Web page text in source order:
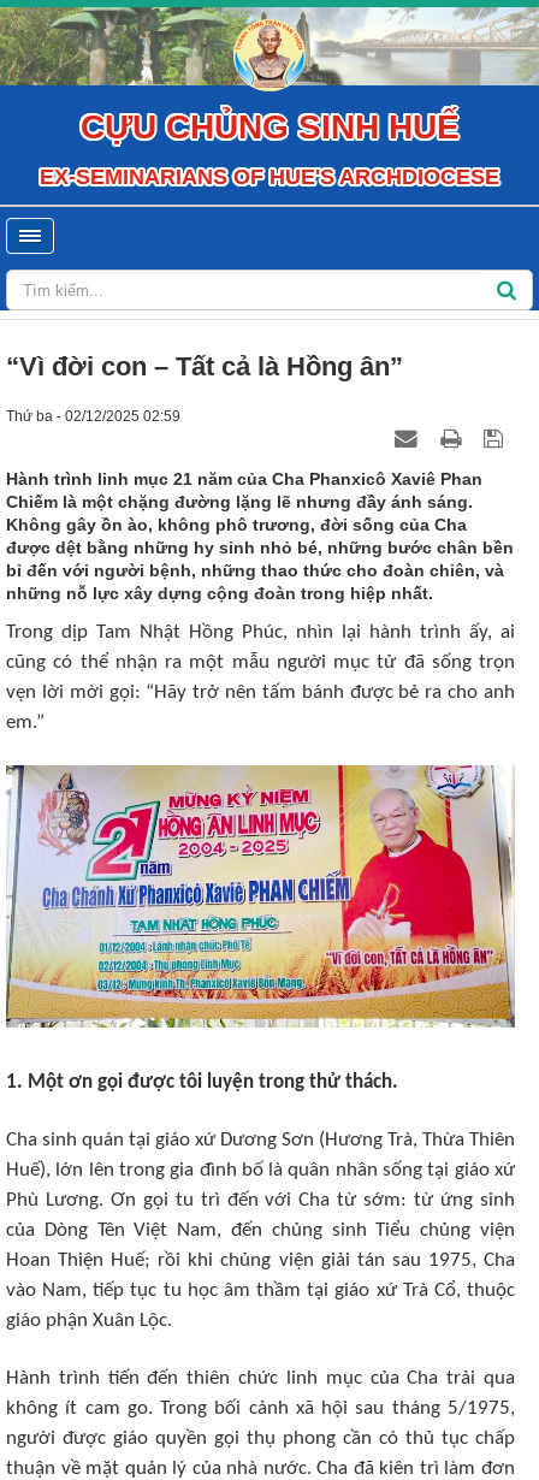
CỰU CHỦNG SINH HUẾ
EX-SEMINARIANS OF HUE'S ARCHDIOCESE
“Vì đời con – Tất cả là Hồng ân”
Thứ ba - 02/12/2025 02:59
Hành trình linh mục 21 năm của Cha Phanxicô Xaviê Phan
Chiếm là một chặng đường lặng lẽ nhưng đầy ánh sáng.
Không gây ồn ào, không phô trương, đời sống của Cha
được dệt bằng những hy sinh nhỏ bé, những bước chân bền
bỉ đến với người bệnh, những thao thức cho đoàn chiên, và
những nỗ lực xây dựng cộng đoàn trong hiệp nhất.
Trong dịp Tam Nhật Hồng Phúc, nhìn lại hành trình ấy, ai
cũng có thể nhận ra một mẫu người mục tử đã sống trọn
vẹn lời mời gọi: “Hãy trở nên tấm bánh được bẻ ra cho anh
em.”
1. Một ơn gọi được tôi luyện trong thử thách.
Cha sinh quán tại giáo xứ Dương Sơn (Hương Trà, Thừa Thiên
Huế), lớn lên trong gia đình bố là quân nhân sống tại giáo xứ
Phù Lương. Ơn gọi tu trì đến với Cha từ sớm: từ ứng sinh
của Dòng Tên Việt Nam, đến chủng sinh Tiểu chủng viện
Hoan Thiện Huế; rồi khi chủng viện giải tán sau 1975, Cha
vào Nam, tiếp tục tu học âm thầm tại giáo xứ Trà Cổ, thuộc
giáo phận Xuân Lộc.
Hành trình tiến đến thiên chức linh mục của Cha trải qua
không ít cam go. Trong bối cảnh xã hội sau tháng 5/1975,
người được giáo quyền gọi thụ phong cần có thủ tục chấp
thuận về mặt quản lý của nhà nước. Cha đã kiên trì làm đơn